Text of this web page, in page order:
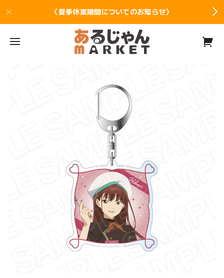
〈夏季休業期間についてのお知らせ〉